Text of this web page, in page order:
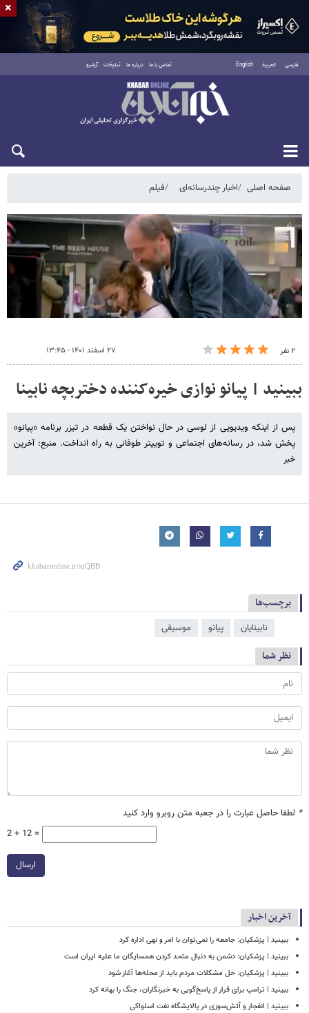
فارسی العربية English تماس با ما درباره ما تبلیغات آرشیو
شنبه ۱۷ مرداد ۱۴۰۵
صفحه اصلی اخبار چندرسانه‌ای فیلم
۲ نفر ۲۷ اسفند ۱۴۰۱ - ۱۳:۴۵
ببینید | پیانو نوازی خیره‌کننده دختربچه نابینا
پس از اینکه ویدیویی از لوسی در حال نواختن یک قطعه در تیزر برنامه «پیانو»
پخش شد، در رسانه‌های اجتماعی و توییتر طوفانی به راه انداخت. منبع: آخرین
خبر
برچسب‌ها
نابینایان پیانو موسیقی
نظر شما
* لطفا حاصل عبارت را در جعبه متن روبرو وارد کنید
2 + 12 =
ارسال
آخرین اخبار
ببینید | پزشکیان: جامعه را نمی‌توان با امر و نهی اداره کرد
ببینید | پزشکیان: دشمن به دنبال متحد کردن همسایگان ما علیه ایران است
ببینید | پزشکیان: حل مشکلات مردم باید از محله‌ها آغاز شود
ببینید | ترامپ برای فرار از پاسخ‌گویی به خبرنگاران، جنگ را بهانه کرد
ببینید | انفجار و آتش‌سوزی در پالایشگاه نفت اسلواکی
×